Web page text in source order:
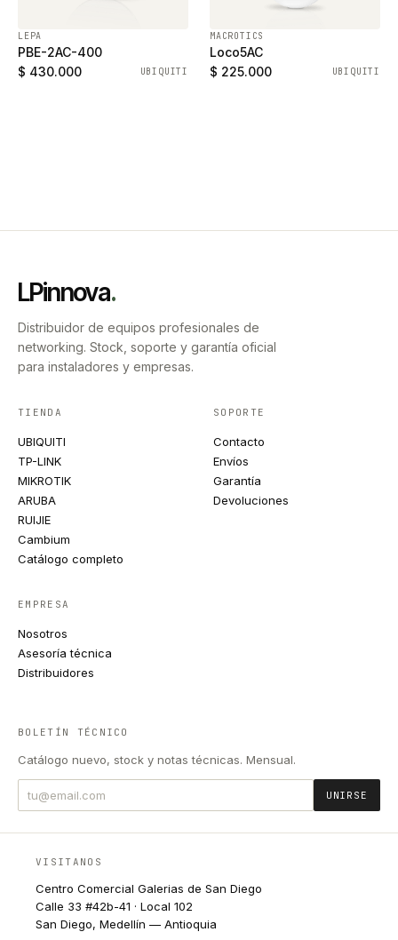
LEPA
PBE-2AC-400
$ 430.000
UBIQUITI
MACROTICS
Loco5AC
$ 225.000
UBIQUITI
LPinnova.
Distribuidor de equipos profesionales de
networking. Stock, soporte y garantía oficial
para instaladores y empresas.
TIENDA
UBIQUITI
TP-LINK
MIKROTIK
ARUBA
RUIJIE
Cambium
Catálogo completo
SOPORTE
Contacto
Envíos
Garantía
Devoluciones
EMPRESA
Nosotros
Asesoría técnica
Distribuidores
BOLETÍN TÉCNICO
Catálogo nuevo, stock y notas técnicas. Mensual.
UNIRSE
VISITANOS
Centro Comercial Galerias de San Diego
Calle 33 #42b-41 · Local 102
San Diego, Medellín — Antioquia